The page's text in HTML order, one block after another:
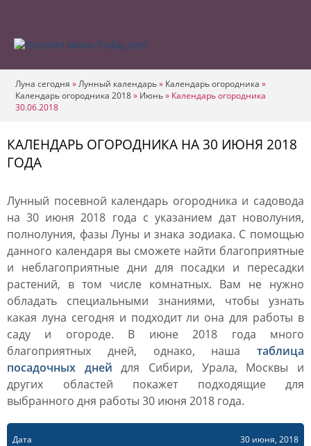
Луна сегодня »Лунный календарь» Календарь огородника »
Календарь огородника 2018» Июнь» Календарь огородника
30.06.2018
КАЛЕНДАРЬ ОГОРОДНИКА НА 30 ИЮНЯ 2018
ГОДА
Лунный посевной календарь огородника и садовода
на 30 июня 2018 года с указанием дат новолуния,
полнолуния, фазы Луны и знака зодиака. С помощью
данного календаря вы сможете найти благоприятные
и неблагоприятные дни для посадки и пересадки
растений, в том числе комнатных. Вам не нужно
обладать специальными знаниями, чтобы узнать
какая луна сегодня и подходит ли она для работы в
саду и огороде. В июне 2018 года много
благоприятных дней, однако, наша таблица
посадочных дней для Сибири, Урала, Москвы и
других областей покажет подходящие для
выбранного дня работы 30 июня 2018 года.
Дата
30 июня, 2018